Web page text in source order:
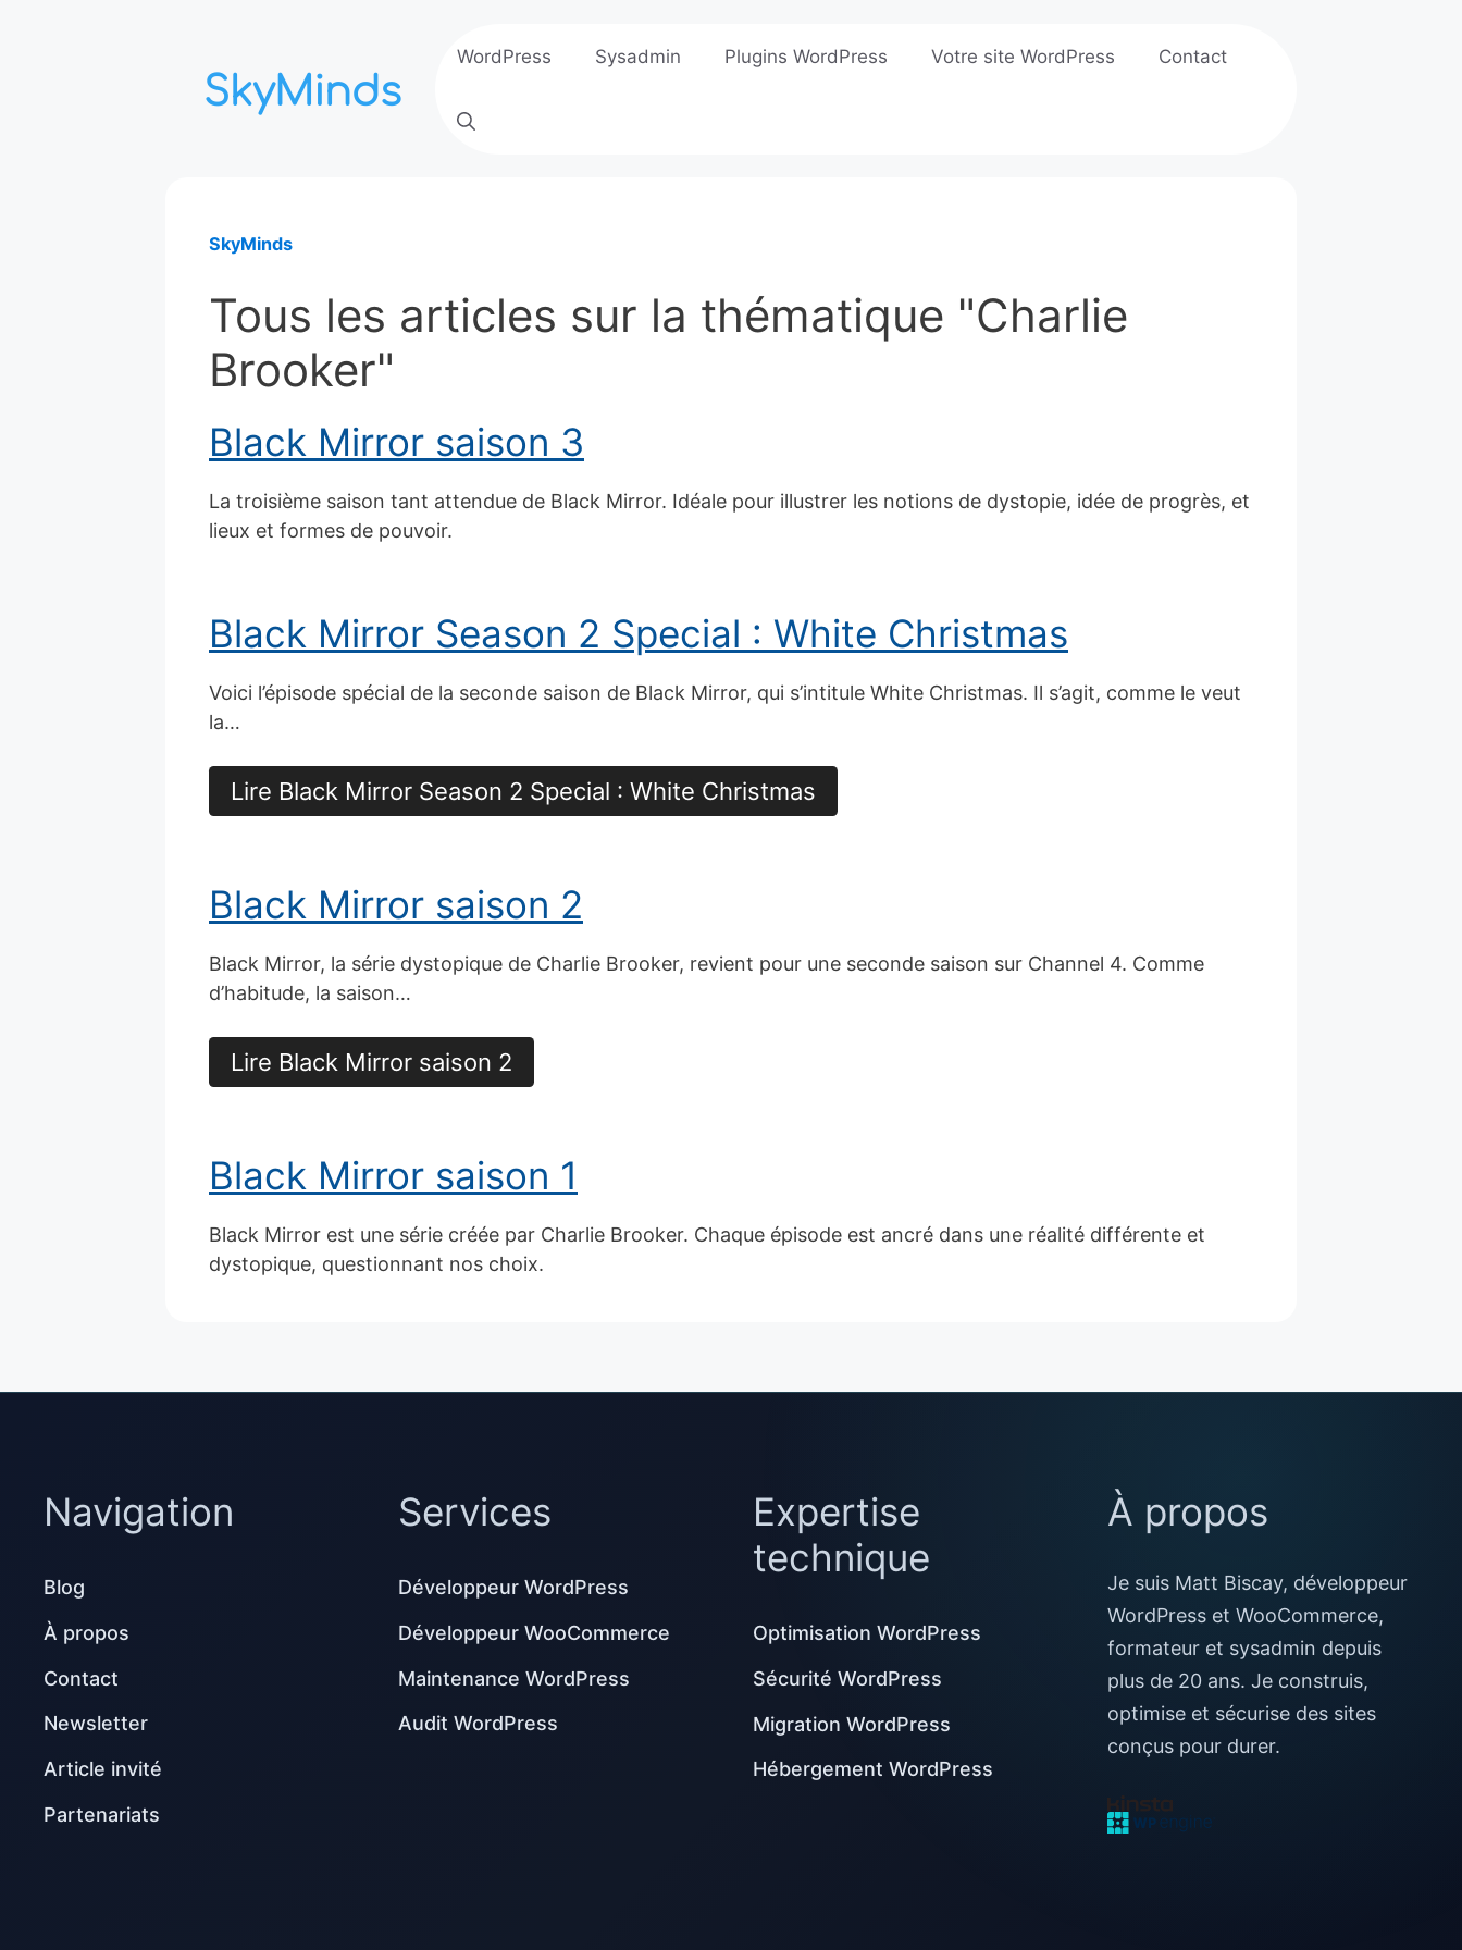
WordPress Sysadmin Plugins WordPress Votre site WordPress Contact
SkyMinds
Tous les articles sur la thématique "Charlie
Brooker"
Black Mirror saison 3
La troisième saison tant attendue de Black Mirror. Idéale pour illustrer les notions de dystopie, idée de progrès, et
lieux et formes de pouvoir.
Black Mirror Season 2 Special : White Christmas
Voici l’épisode spécial de la seconde saison de Black Mirror, qui s’intitule White Christmas. Il s’agit, comme le veut
la…
Lire Black Mirror Season 2 Special : White Christmas
Black Mirror saison 2
Black Mirror, la série dystopique de Charlie Brooker, revient pour une seconde saison sur Channel 4. Comme
d’habitude, la saison…
Lire Black Mirror saison 2
Black Mirror saison 1
Black Mirror est une série créée par Charlie Brooker. Chaque épisode est ancré dans une réalité différente et
dystopique, questionnant nos choix.
Navigation
Blog
À propos
Contact
Newsletter
Article invité
Partenariats
Services
Développeur WordPress
Développeur WooCommerce
Maintenance WordPress
Audit WordPress
Expertise
technique
Optimisation WordPress
Sécurité WordPress
Migration WordPress
Hébergement WordPress
À propos
Je suis Matt Biscay, développeur
WordPress et WooCommerce,
formateur et sysadmin depuis
plus de 20 ans. Je construis,
optimise et sécurise des sites
conçus pour durer.